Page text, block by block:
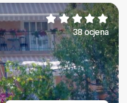
38 ocjena